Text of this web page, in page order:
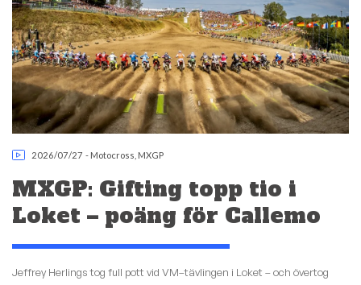
2026/07/27 - Motocross MXGP
MXGP: Gifting topp tio i
Loket – poäng för Callemo
Jeffrey Herlings tog full pott vid VM–tävlingen i Loket – och övertog